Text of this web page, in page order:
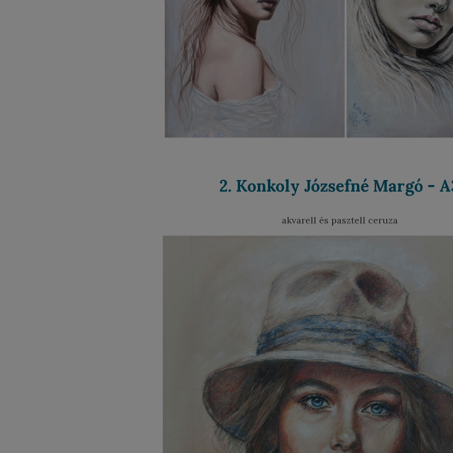
2. Konkoly Józsefné Margó -
akvarell és pasztell ceruza